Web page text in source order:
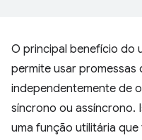
O principal benefício do
permite usar promessas
independentemente de
síncrono ou assíncrono.
uma função utilitária